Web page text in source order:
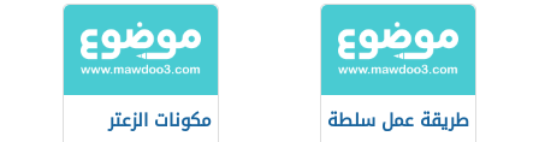
طريقة عمل سلطة
مكونات الزعتر